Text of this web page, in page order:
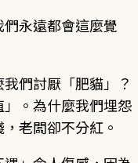
永遠都會這麼覺
們討厭「肥貓」？
。為什麼我們埋怨
老闆卻不分紅。